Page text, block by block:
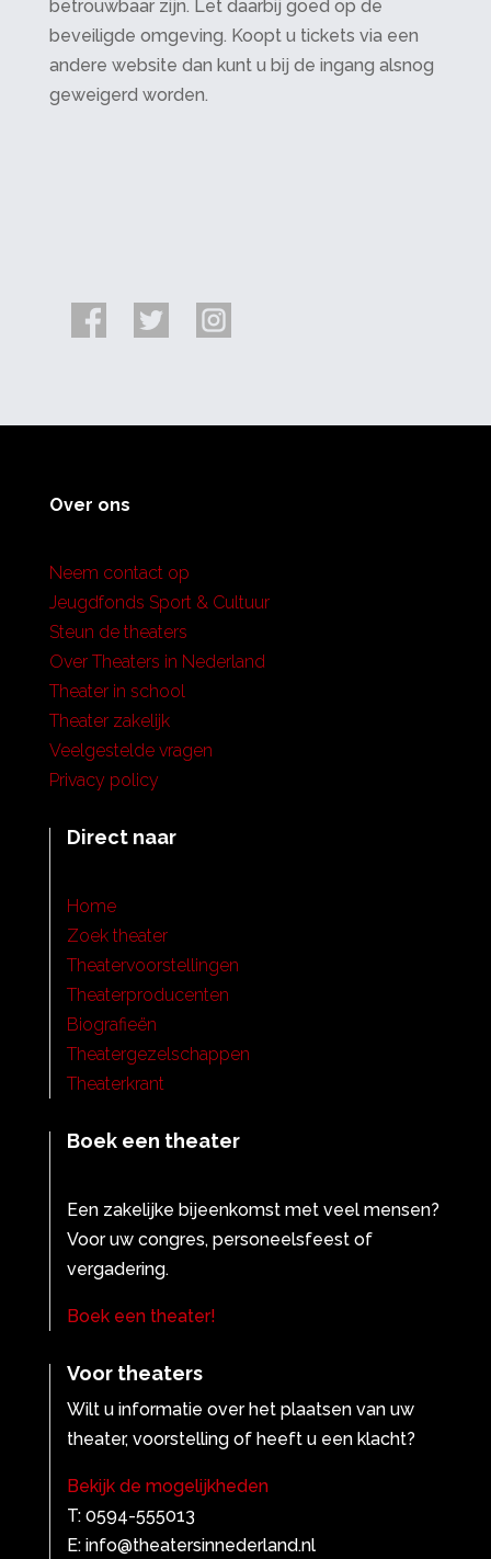
betrouwbaar zijn. Let daarbij goed op de
beveiligde omgeving. Koopt u tickets via een
andere website dan kunt u bij de ingang alsnog
geweigerd worden.
Over ons
Neem contact op
Jeugdfonds Sport & Cultuur
Steun de theaters
Over Theaters in Nederland
Theater in school
Theater zakelijk
Veelgestelde vragen
Privacy policy
Direct naar
Home
Zoek theater
Theatervoorstellingen
Theaterproducenten
Biografieën
Theatergezelschappen
Theaterkrant
Boek een theater
Een zakelijke bijeenkomst met veel mensen?
Voor uw congres, personeelsfeest of
vergadering.
Boek een theater!
Voor theaters
Wilt u informatie over het plaatsen van uw
theater, voorstelling of heeft u een klacht?
Bekijk de mogelijkheden
T: 0594-555013
E: info@theatersinnederland.nl